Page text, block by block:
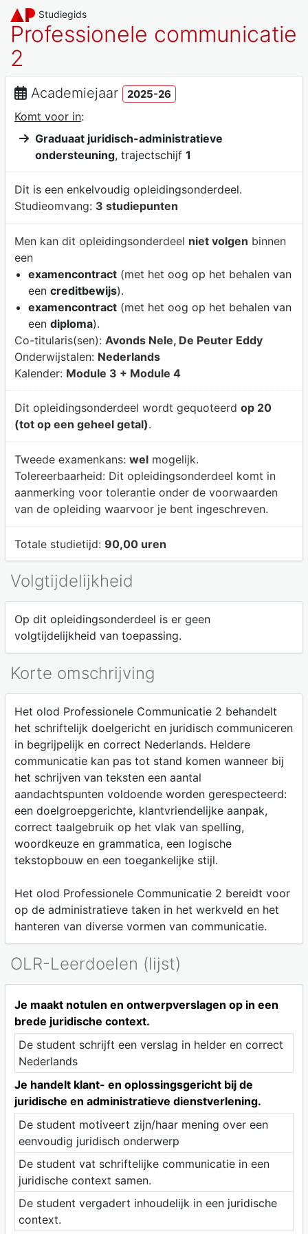
Studiegids
Professionele communicatie
2
Academiejaar 2025-26
Komt voor in:
Graduaat juridisch-administratieve
ondersteuning, trajectschijf 1
Dit is een enkelvoudig opleidingsonderdeel.
Studieomvang: 3 studiepunten
Men kan dit opleidingsonderdeel niet volgen binnen
een
examencontract(met het oog op het behalen van
een creditbewijs).
examencontract(met het oog op het behalen van
een diploma).
Co-titularis(sen): Avonds Nele, De Peuter Eddy
Onderwijstalen: Nederlands
Kalender: Module 3 + Module 4
Dit opleidingsonderdeel wordt gequoteerd op 20
(tot op een geheel getal).
Tweede examenkans: welmogelijk.
Tolereerbaarheid: Dit opleidingsonderdeel komt in
aanmerking voor tolerantie onder de voorwaarden
van de opleiding waarvoor je bent ingeschreven.
Totale studietijd: 90,00 uren
Volgtijdelijkheid
Op dit opleidingsonderdeel is er geen
volgtijdelijkheid van toepassing.
Korte omschrijving
Het olod Professionele Communicatie 2 behandelt
het schriftelijk doelgericht en juridisch communiceren
in begrijpelijk en correct Nederlands. Heldere
communicatie kan pas tot stand komen wanneer bij
het schrijven van teksten een aantal
aandachtspunten voldoende worden gerespecteerd:
een doelgroepgerichte, klantvriendelijke aanpak,
correct taalgebruik op het vlak van spelling,
woordkeuze en grammatica, een logische
tekstopbouw en een toegankelijke stijl.
Het olod Professionele Communicatie 2 bereidt voor
op de administratieve taken in het werkveld en het
hanteren van diverse vormen van communicatie.
OLR-Leerdoelen (lijst)
Je maakt notulen en ontwerpverslagen op in een
brede juridische context.
De student schrijft een verslag in helder en correct
Nederlands
Je handelt klant- en oplossingsgericht bij de
juridische en administratieve dienstverlening.
De student motiveert zijn/haar mening over een
eenvoudig juridisch onderwerp
De student vat schriftelijke communicatie in een
juridische context samen.
De student vergadert inhoudelijk in een juridische
context.